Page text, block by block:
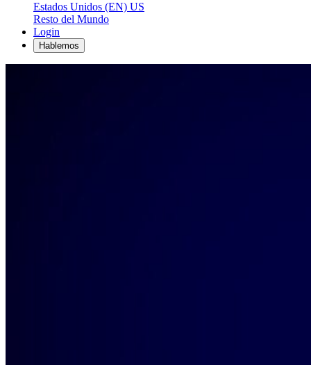
Estados Unidos (EN) US
Resto del Mundo
Login
Hablemos